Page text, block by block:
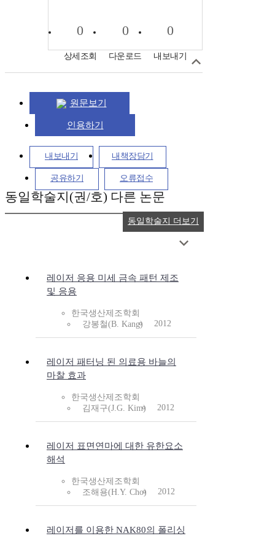
0
상세조회
0
다운로드
0
내보내기
원문보기
인용하기
내보내기 내책장담기
공유하기 오류접수
동일학술지(권/호) 다른 논문
레이저 응용 미세 금속 패턴 제조
및 응용
한국생산제조학회
강봉철(B. Kang)
2012
레이저 패터닝 된 의료용 바늘의
마찰 효과
한국생산제조학회
김재구(J.G. Kim)
2012
레이저 표면연마에 대한 유한요소
해석
한국생산제조학회
조해용(H.Y. Cho)
2012
레이저를 이용한 NAK80의 폴리싱
동일학술지 더보기